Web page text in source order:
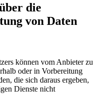
die
von Daten
können vom Anbieter zu
oder in Vorbereitung
die sich daraus ergeben,
Dienste nicht